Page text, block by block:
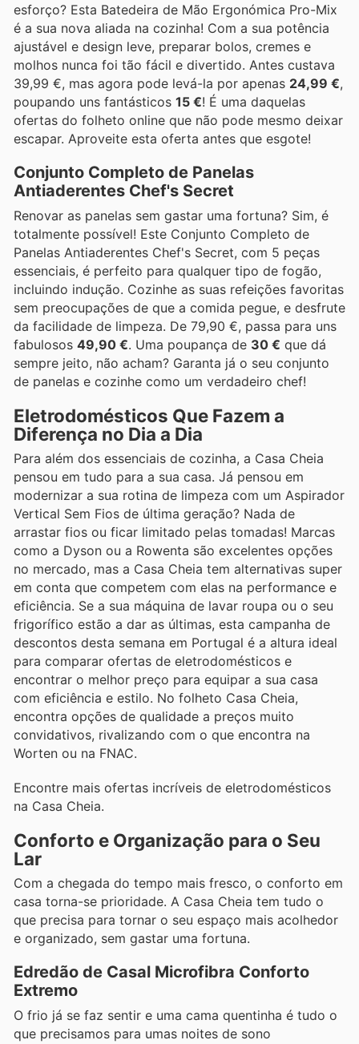
esforço? Esta Batedeira de Mão Ergonómica Pro-Mix
é a sua nova aliada na cozinha! Com a sua potência
ajustável e design leve, preparar bolos, cremes e
molhos nunca foi tão fácil e divertido. Antes custava
39,99 €, mas agora pode levá-la por apenas 24,99 €,
poupando uns fantásticos 15 €! É uma daquelas
ofertas do folheto online que não pode mesmo deixar
escapar. Aproveite esta oferta antes que esgote!
Conjunto Completo de Panelas
Antiaderentes Chef's Secret
Renovar as panelas sem gastar uma fortuna? Sim, é
totalmente possível! Este Conjunto Completo de
Panelas Antiaderentes Chef's Secret, com 5 peças
essenciais, é perfeito para qualquer tipo de fogão,
incluindo indução. Cozinhe as suas refeições favoritas
sem preocupações de que a comida pegue, e desfrute
da facilidade de limpeza. De 79,90 €, passa para uns
fabulosos 49,90 €. Uma poupança de 30 € que dá
sempre jeito, não acham? Garanta já o seu conjunto
de panelas e cozinhe como um verdadeiro chef!
Eletrodomésticos Que Fazem a
Diferença no Dia a Dia
Para além dos essenciais de cozinha, a Casa Cheia
pensou em tudo para a sua casa. Já pensou em
modernizar a sua rotina de limpeza com um Aspirador
Vertical Sem Fios de última geração? Nada de
arrastar fios ou ficar limitado pelas tomadas! Marcas
como a Dyson ou a Rowenta são excelentes opções
no mercado, mas a Casa Cheia tem alternativas super
em conta que competem com elas na performance e
eficiência. Se a sua máquina de lavar roupa ou o seu
frigorífico estão a dar as últimas, esta campanha de
descontos desta semana em Portugal é a altura ideal
para comparar ofertas de eletrodomésticos e
encontrar o melhor preço para equipar a sua casa
com eficiência e estilo. No folheto Casa Cheia,
encontra opções de qualidade a preços muito
convidativos, rivalizando com o que encontra na
Worten ou na FNAC.
Encontre mais ofertas incríveis de eletrodomésticos
na Casa Cheia.
Conforto e Organização para o Seu
Lar
Com a chegada do tempo mais fresco, o conforto em
casa torna-se prioridade. A Casa Cheia tem tudo o
que precisa para tornar o seu espaço mais acolhedor
e organizado, sem gastar uma fortuna.
Edredão de Casal Microfibra Conforto
Extremo
O frio já se faz sentir e uma cama quentinha é tudo o
que precisamos para umas noites de sono